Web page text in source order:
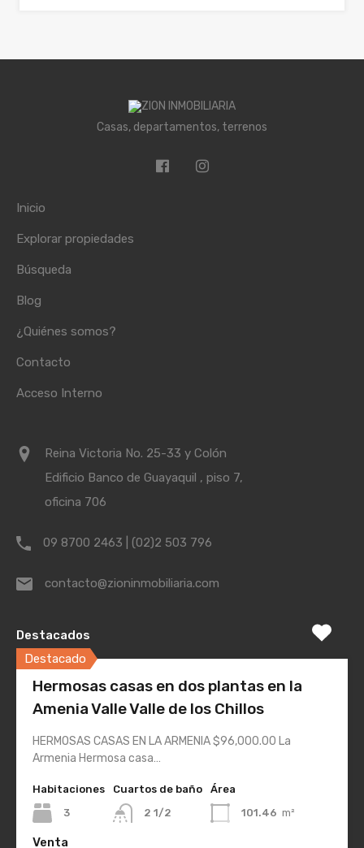
Casas, departamentos, terrenos
Inicio
Explorar propiedades
Búsqueda
Blog
¿Quiénes somos?
Contacto
Acceso Interno
Reina Victoria No. 25-33 y Colón
Edificio Banco de Guayaquil , piso 7,
oficina 706
09 8700 2463 | (02)2 503 796
contacto@zioninmobiliaria.com
Destacados
Destacado
Hermosas casas en dos plantas en la
Amenia Valle Valle de los Chillos
HERMOSAS CASAS EN LA ARMENIA $96,000.00 La
Armenia Hermosa casa…
Habitaciones
3
Cuartos de baño
2 1/2
Área
101.46 m²
Venta